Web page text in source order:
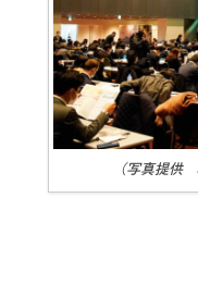
（写真提供